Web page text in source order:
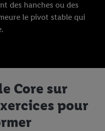
des hanches ou des
le pivot stable qui
Core sur
pour